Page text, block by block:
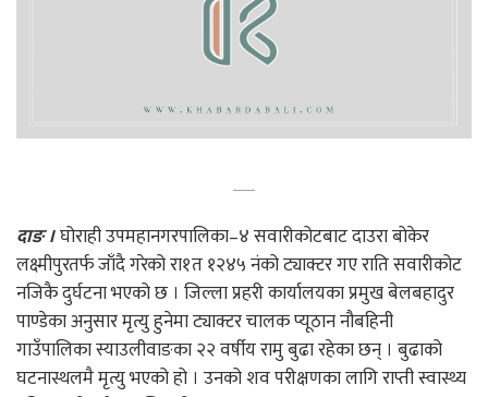
दाङ ।घोराही उपमहानगरपालिका–४ सवारीकोटबाट दाउरा बोकेर
लक्ष्मीपुरतर्फ जाँदै गरेको रा१त १२४५ नंको ट्याक्टर गए राति सवारीकोट
नजिकै दुर्घटना भएको छ । जिल्ला प्रहरी कार्यालयका प्रमुख बेलबहादुर
पाण्डेका अनुसार मृत्यु हुनेमा ट्याक्टर चालक प्यूठान नौबहिनी
गाउँपालिका स्याउलीवाङका २२ वर्षीय रामु बुढा रहेका छन् । बुढाको
घटनास्थलमै मृत्यु भएको हो । उनको शव परीक्षणका लागि राप्ती स्वास्थ्य